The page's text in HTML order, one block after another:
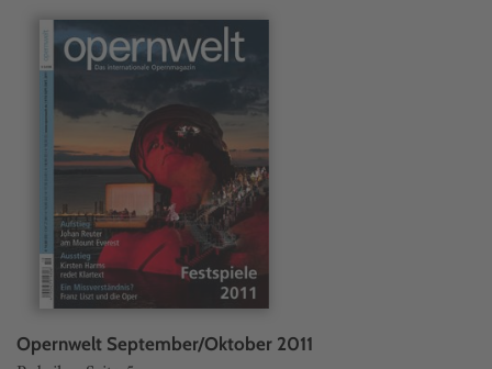
Opernwelt September/Oktober 2011